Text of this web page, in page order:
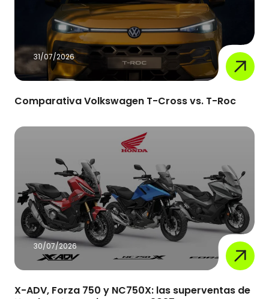
31/07/2026
Comparativa Volkswagen T-Cross vs. T-Roc
30/07/2026
X-ADV, Forza 750 y NC750X: las superventas de